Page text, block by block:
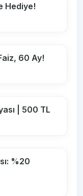
Hediye!
60 Ay!
| 500 TL
%20